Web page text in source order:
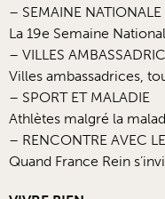
– SEMAINE
La 19e Semaine
– VILLES
Villes ambassadrices,
– SPORT ET MALADIE
Athlètes malgré la
– RENCONTRE AVEC
Quand France Rein